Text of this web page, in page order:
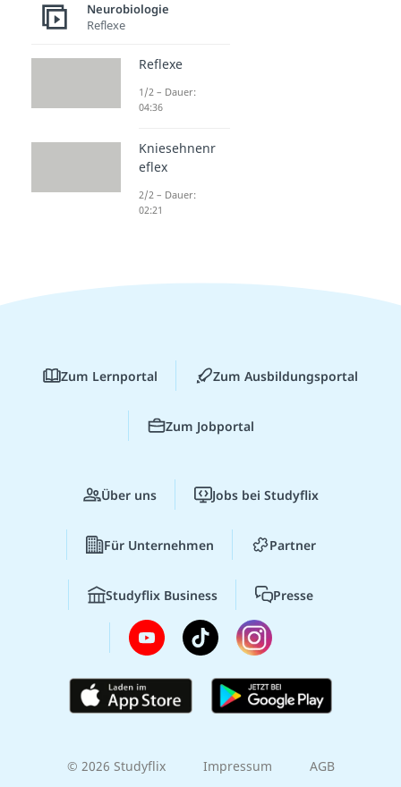
Neurobiologie
Reflexe
Reflexe
1/2 – Dauer:
04:36
Kniesehnenr
eflex
2/2 – Dauer:
02:21
Zum Lernportal Zum Ausbildungsportal
Zum Jobportal
Über uns Jobs bei Studyflix
Für Unternehmen Partner
Studyflix Business Presse
© 2026 Studyflix Impressum AGB